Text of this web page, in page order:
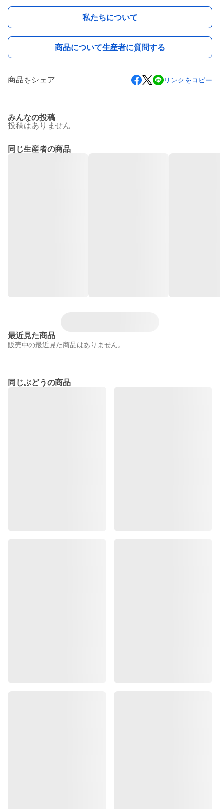
私たちについて
商品について生産者に質問する
商品をシェア リンクをコピー
みんなの投稿
投稿はありません
同じ生産者の商品
最近見た商品
販売中の最近見た商品はありません。
同じぶどうの商品